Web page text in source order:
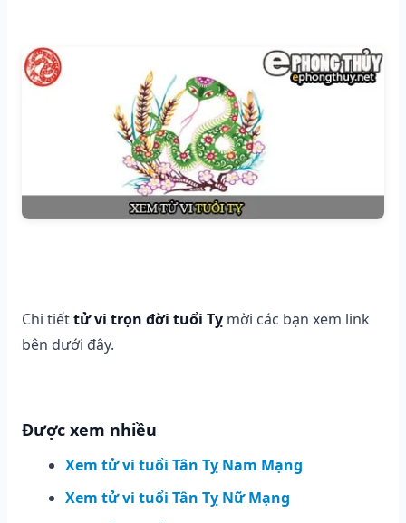
Chi tiếttử vi trọn đời tuổi Tỵ mời các bạn xem link
bên dưới đây.
Được xem nhiều
Xem tử vi tuổi Tân Tỵ Nam Mạng
Xem tử vi tuổi Tân Tỵ Nữ Mạng